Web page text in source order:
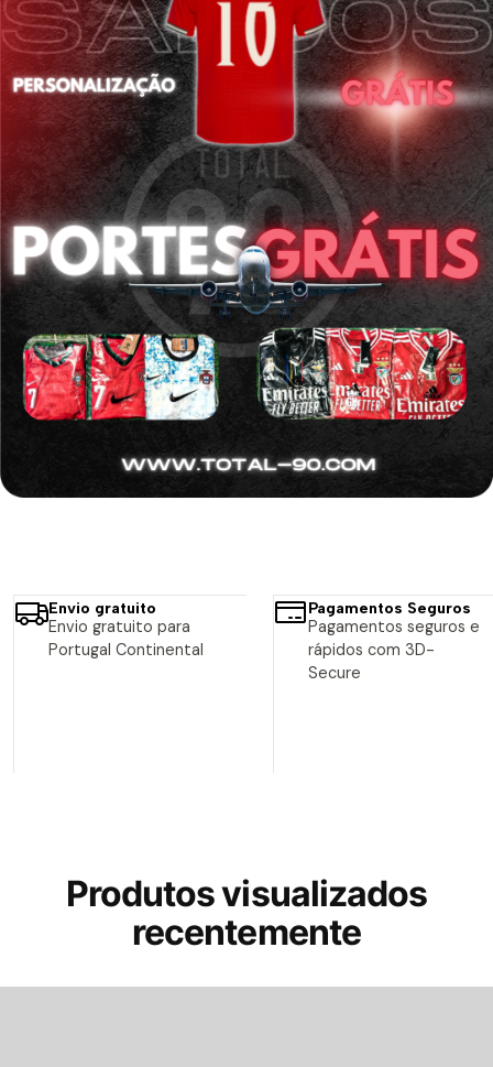
Envio gratuito
Envio gratuito para
Portugal Continental
Pagamentos Seguros
Pagamentos seguros e
rápidos com 3D-
Secure
Produtos visualizados
recentemente